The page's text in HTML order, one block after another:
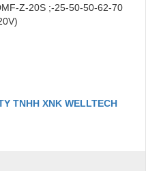
Z-20S ;-25-50-50-62-70
TNHH XNK WELLTECH